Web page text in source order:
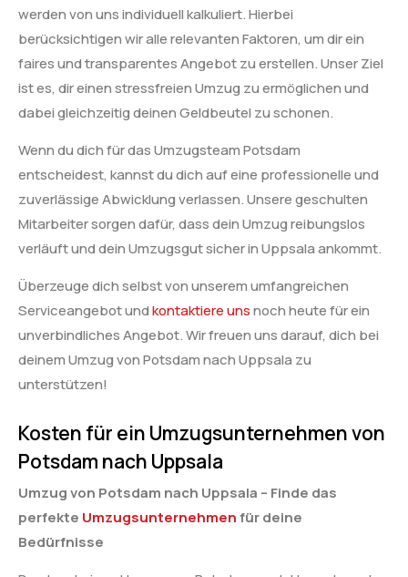
werden von uns individuell kalkuliert. Hierbei
berücksichtigen wir alle relevanten Faktoren, um dir ein
faires und transparentes Angebot zu erstellen. Unser Ziel
ist es, dir einen stressfreien Umzug zu ermöglichen und
dabei gleichzeitig deinen Geldbeutel zu schonen.
Wenn du dich für das Umzugsteam Potsdam
entscheidest, kannst du dich auf eine professionelle und
zuverlässige Abwicklung verlassen. Unsere geschulten
Mitarbeiter sorgen dafür, dass dein Umzug reibungslos
verläuft und dein Umzugsgut sicher in Uppsala ankommt.
Überzeuge dich selbst von unserem umfangreichen
Serviceangebot undkontaktiere unsnoch heute für ein
unverbindliches Angebot. Wir freuen uns darauf, dich bei
deinem Umzug von Potsdam nach Uppsala zu
unterstützen!
Kosten für ein Umzugsunternehmen von
Potsdam nach Uppsala
Umzug von Potsdam nach Uppsala – Finde das
perfekte Umzugsunternehmenfür deine
Bedürfnisse